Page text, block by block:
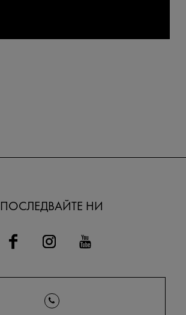
ПОСЛЕДВАЙТЕ НИ